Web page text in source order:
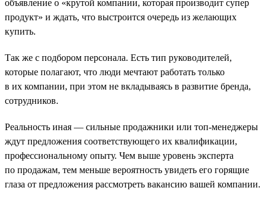
объявление о «крутой компании, которая производит супер
продукт» и ждать, что выстроится очередь из желающих
купить.
Так же с подбором персонала. Есть тип руководителей,
которые полагают, что люди мечтают работать только
в их компании, при этом не вкладываясь в развитие бренда,
сотрудников.
Реальность иная — сильные продажники или топ-менеджеры
ждут предложения соответствующего их квалификации,
профессиональному опыту. Чем выше уровень эксперта
по продажам, тем меньше вероятность увидеть его горящие
глаза от предложения рассмотреть вакансию вашей компании.